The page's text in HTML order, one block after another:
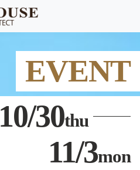
EVENT
10/30thu
11/3mon